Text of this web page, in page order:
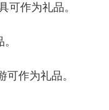
可作为礼品。
可作为礼品。